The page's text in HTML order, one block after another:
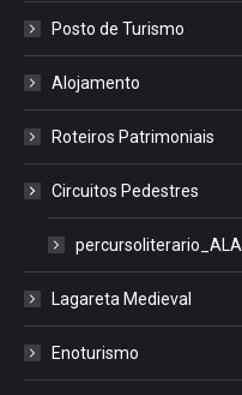
Posto de Turismo
Alojamento
Roteiros Patrimoniais
Circuitos Pedestres
percursoliterario_ALA
Lagareta Medieval
Enoturismo